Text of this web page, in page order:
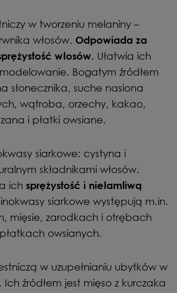
w tworzeniu melaniny –
włosów. Odpowiada za
włosów. Ułatwia ich
Bogatym źródłem
słonecznika, suche nasiona
wątroba, orzechy, kakao,
i płatki owsiane.
siarkowe: cystyna i
składnikami włosów.
ich sprężystość i niełamliwą
siarkowe występują m.in.
mięsie, zarodkach i otrębach
owsianych.
w uzupełnianiu ubytków w
Ich źródłem jest mięso z kurczaka